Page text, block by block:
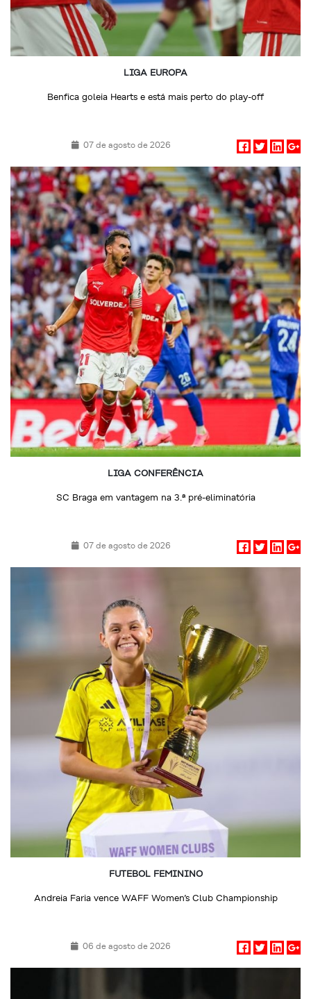
LIGA EUROPA
Benfica goleia Hearts e está mais perto do play-off
07 de agosto de 2026
LIGA CONFERÊNCIA
SC Braga em vantagem na 3.ª pré-eliminatória
07 de agosto de 2026
FUTEBOL FEMININO
Andreia Faria vence WAFF Women’s Club Championship
06 de agosto de 2026